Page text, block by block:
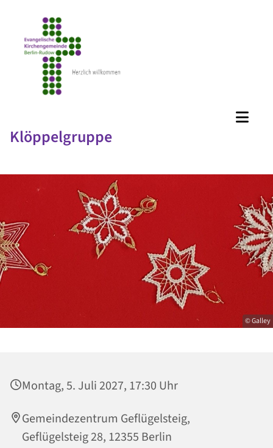
Klöppelgruppe
© Galley
Montag, 5. Juli 2027, 17:30 Uhr
Gemeindezentrum Geflügelsteig,
Geflügelsteig 28, 12355 Berlin